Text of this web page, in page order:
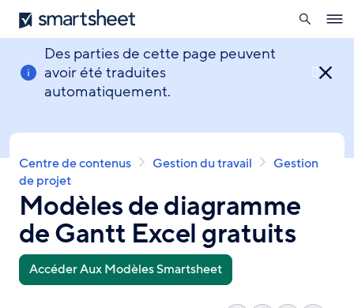
Aller
au
contenu
principal
Smartsheet
ouverte
Des parties de cette page peuvent
avoir été traduites
automatiquement.

Fil
d'Ariane
Centre de contenus Gestion du travail
Gestion
de projet
Modèles de diagramme
de Gantt Excel gratuits
Accéder Aux Modèles Smartsheet